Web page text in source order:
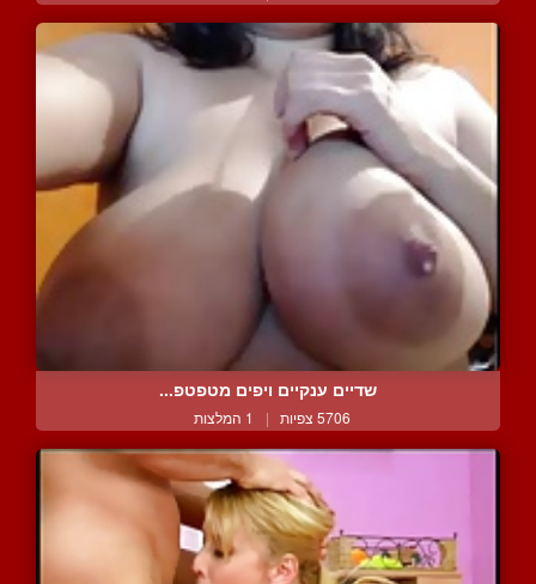
שדיים ענקיים ויפים מטפטפ...
5706 צפיות | 1 המלצות